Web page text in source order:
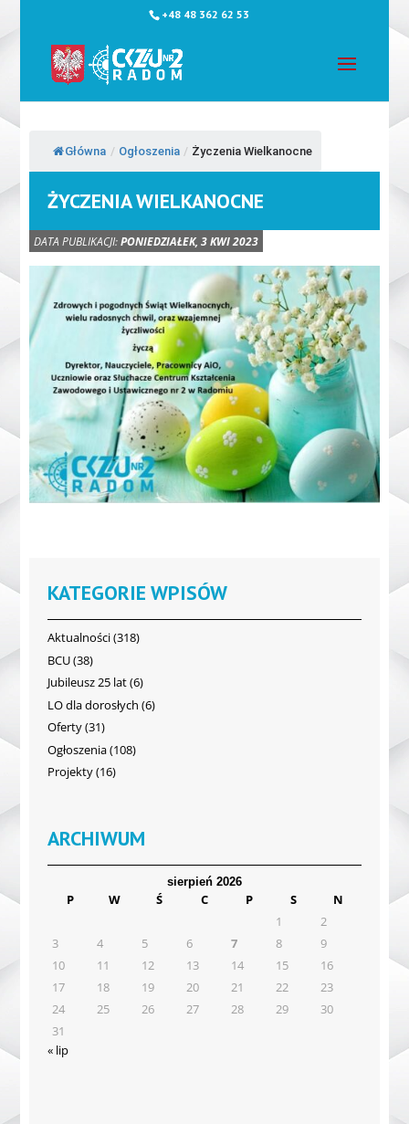
+48 48 362 62 53
Główna / Ogłoszenia / Życzenia Wielkanocne
ŻYCZENIA WIELKANOCNE
DATA PUBLIKACJI:PONIEDZIAŁEK, 3 KWI 2023
KATEGORIE WPISÓW
Aktualności(318)
BCU(38)
Jubileusz 25 lat(6)
LO dla dorosłych (6)
Oferty(31)
Ogłoszenia(108)
Projekty(16)
ARCHIWUM
sierpień 2026
P W Ś C P S
N
1
2
3
4 5 6 7 8
9
10
11 12 13 14 15
16
17
18 19 20 21 22
23
24
25 26 27 28 29
30
31
« lip